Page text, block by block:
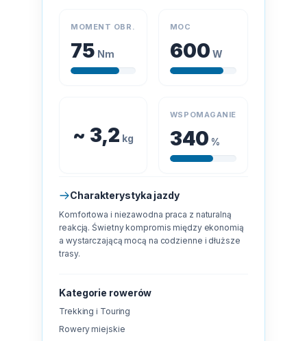
MOMENT OBR.
75 Nm
MOC
600 W
~ 3,2 kg
WSPOMAGANIE
340 %
Charakterystyka jazdy
Komfortowa i niezawodna praca z naturalną
reakcją. Świetny kompromis między ekonomią
a wystarczającą mocą na codzienne i dłuższe
trasy.
Kategorie rowerów
Trekking i Touring
Rowery miejskie